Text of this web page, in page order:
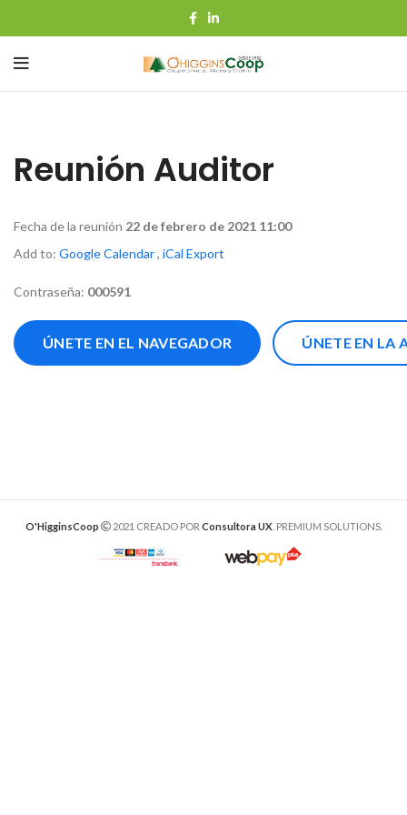
Reunión Auditor
Fecha de la reunión 22 de febrero de 2021 11:00
Add to: Google Calendar, iCal Export
Contraseña: 000591
ÚNETE EN EL NAVEGADOR ÚNETE EN LA
O'HigginsCoop 2021 CREADO POR Consultora UX. PREMIUM SOLUTIONS.